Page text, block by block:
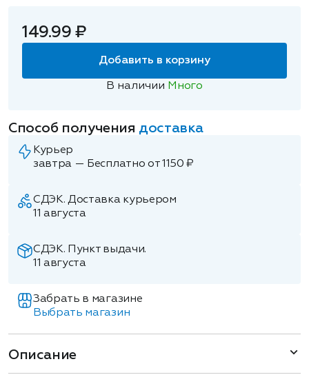
149.99 ₽
Добавить в корзину
В наличии Много
Способ получения доставка
Курьер
завтра — Бесплатно от 1150 ₽
СДЭК. Доставка курьером
11 августа
СДЭК. Пункт выдачи.
11 августа
Забрать в магазине
Выбрать магазин
Описание